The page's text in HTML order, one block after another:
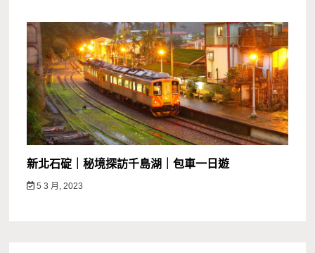
新北石碇｜秘境探訪千島湖｜包車一日遊
5 3 月, 2023